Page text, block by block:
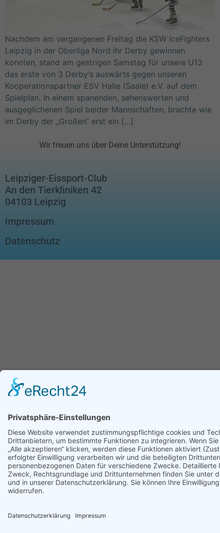
Nachdem am vergangenen Freitag die KSW IceFighters
Leipzig in der Oberliga Nord ihr Derby gewinnen
konnten, stand am gestrigen Samstag für unsere U13
das erste von 3 Derby‘s auswärts gegen unseren
Kooperationspartner ESV Halle (Saale) e.V. auf dem
Spielplan. In einem spanenden, sehenswerten und
ausgeglichenen Spiel beider Mannschaften, brachte wie
im Derby der „Großen“ erst ein […]
Leipziger-Eissport-Club
An den Tierkliniken 42
04103 Leipzig
Impressum
Datenschutz
Wir freuen uns über Deine Unterstützung!